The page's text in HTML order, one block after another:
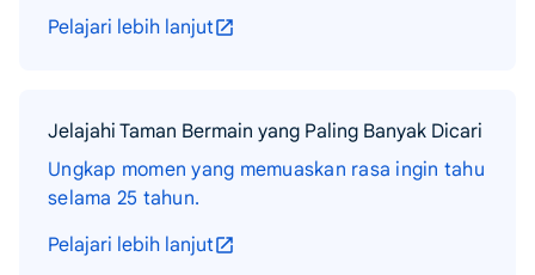
Pelajari lebih lanjut
Jelajahi Taman Bermain yang Paling Banyak Dicari
Ungkap momen yang memuaskan rasa ingin tahu
selama 25 tahun.
Pelajari lebih lanjut